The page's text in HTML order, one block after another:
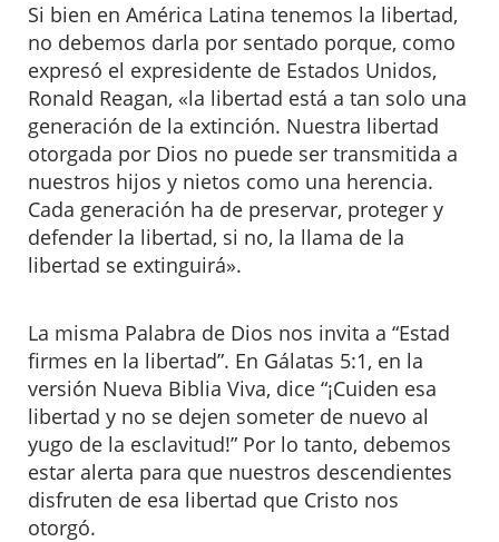
Si bien en América Latina tenemos la libertad,
no debemos darla por sentado porque, como
expresó el expresidente de Estados Unidos,
Ronald Reagan, «la libertad está a tan solo una
generación de la extinción. Nuestra libertad
otorgada por Dios no puede ser transmitida a
nuestros hijos y nietos como una herencia.
Cada generación ha de preservar, proteger y
defender la libertad, si no, la llama de la
libertad se extinguirá».
La misma Palabra de Dios nos invita a “Estad
firmes en la libertad”. En Gálatas 5:1, en la
versión Nueva Biblia Viva, dice “¡Cuiden esa
libertad y no se dejen someter de nuevo al
yugo de la esclavitud!” Por lo tanto, debemos
estar alerta para que nuestros descendientes
disfruten de esa libertad que Cristo nos
otorgó.